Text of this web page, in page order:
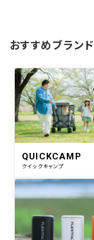
おすすめブランド
QUICKCAMP
クイックキャンプ